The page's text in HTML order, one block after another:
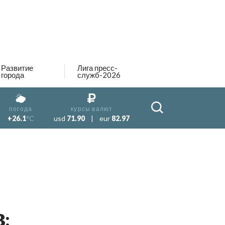
Развитие
города
Лига пресс-
служб-2026
погода
+26.1°C
курсы валют
usd 71.90 | eur 82.97